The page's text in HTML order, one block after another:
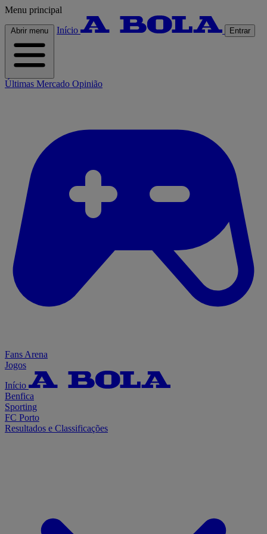
Menu principal
Abrir menu Início Entrar
Últimas Mercado Opinião
Fans Arena
Jogos
Início
Benfica
Sporting
FC Porto
Resultados e Classificações